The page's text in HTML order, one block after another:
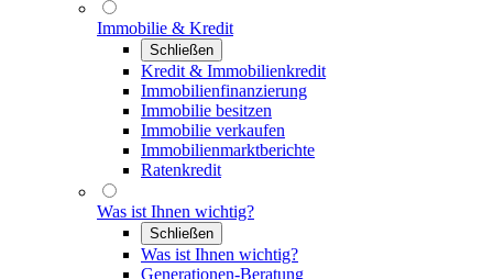
Immobilie & Kredit
Schließen
Kredit & Immobilienkredit
Immobilienfinanzierung
Immobilie besitzen
Immobilie verkaufen
Immobilienmarktberichte
Ratenkredit
Was ist Ihnen wichtig?
Schließen
Was ist Ihnen wichtig?
Generationen-Beratung